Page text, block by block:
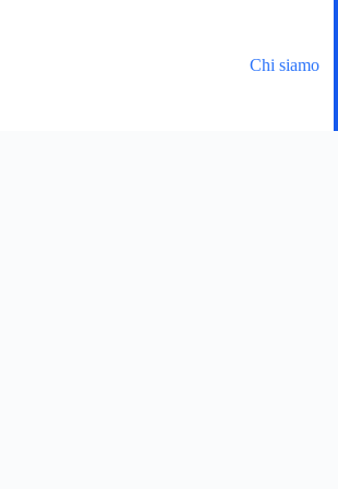
Chi siamo